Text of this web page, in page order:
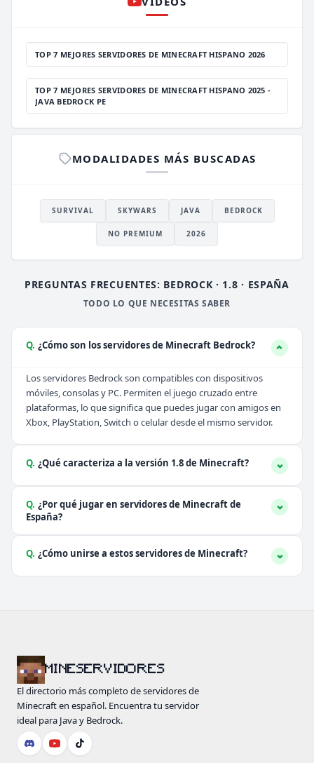
TOP 7 MEJORES SERVIDORES DE MINECRAFT HISPANO 2026
TOP 7 MEJORES SERVIDORES DE MINECRAFT HISPANO 2025 -
JAVA BEDROCK PE
MODALIDADES MÁS BUSCADAS
SURVIVAL SKYWARS JAVA BEDROCK
NO PREMIUM 2026
PREGUNTAS FRECUENTES: BEDROCK · 1.8 · ESPAÑA
TODO LO QUE NECESITAS SABER
Q. ¿Cómo son los servidores de Minecraft Bedrock?
Los servidores Bedrock son compatibles con dispositivos
móviles, consolas y PC. Permiten el juego cruzado entre
plataformas, lo que significa que puedes jugar con amigos en
Xbox, PlayStation, Switch o celular desde el mismo servidor.
Q. ¿Qué caracteriza a la versión 1.8 de Minecraft?
Q. ¿Por qué jugar en servidores de Minecraft de
España?
Q. ¿Cómo unirse a estos servidores de Minecraft?
MINESERVIDORES
El directorio más completo de servidores de
Minecraft en español. Encuentra tu servidor
ideal para Java y Bedrock.